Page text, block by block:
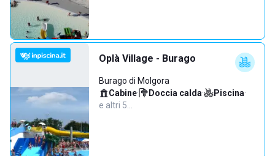
Oplà Village - Burago
Burago di Molgora
Cabine· Doccia calda· Piscina·
e altri 5…